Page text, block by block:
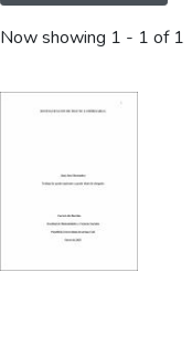
Now showing 1 - 1 of 1